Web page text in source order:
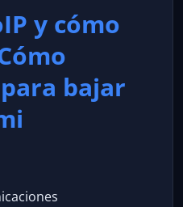
y cómo
bajar